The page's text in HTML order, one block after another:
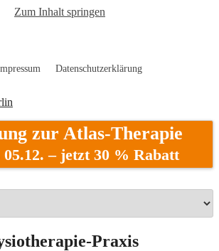
Zum Inhalt springen
Datenschutzerklärung
Berlin
zur Atlas-Therapie
05.12. – jetzt 30 % Rabatt
Praxis